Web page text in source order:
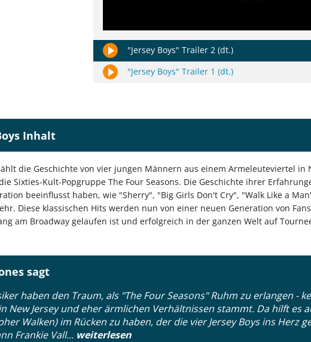
"Jersey Boys" Trailer 2 (dt.)
"Jersey Boys" Trailer 1 (dt.)
Inhalt
die Geschichte von vier jungen Männern aus einem Armeleuteviertel in
Sixties-Kult-Popgruppe The Four Seasons. Die Geschichte ihrer
beeinflusst haben, wie "Sherry", "Big Girls Don't Cry", "Walk Like a
Diese klassischen Hits werden nun von einer neuen Generation von
am Broadway gelaufen ist und erfolgreich in der ganzen Welt auf
sagt
haben den Traum, als "The Four Seasons" Ruhm zu erlangen -
New Jersey und eher ärmlichen Verhältnissen stammt. Da hilft es
Walken) im Rücken zu haben, der die vier Jersey Boys ins Herz
Frankie Vall... weiterlesen